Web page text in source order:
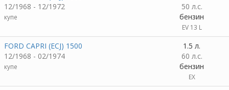
12/1968 - 12/1972
купе
50 л.с.
бензин
EV 13 L
FORD CAPRI (ECJ) 1500
12/1968 - 02/1974
купе
1.5 л.
60 л.с.
бензин
EX